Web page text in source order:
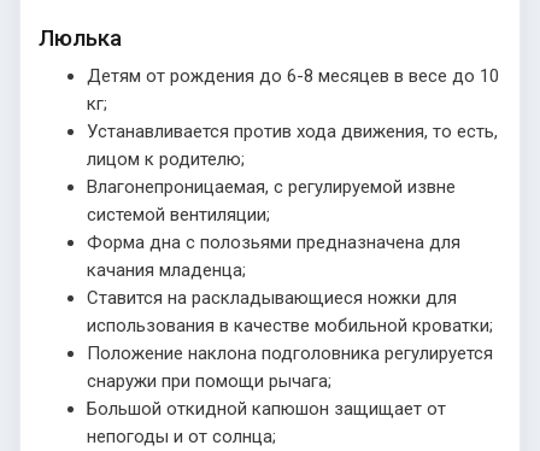
Люлька
Детям от рождения до 6-8 месяцев в весе до 10
кг;
Устанавливается против хода движения, то есть,
лицом к родителю;
Влагонепроницаемая, с регулируемой извне
системой вентиляции;
Форма дна с полозьями предназначена для
качания младенца;
Ставится на раскладывающиеся ножки для
использования в качестве мобильной кроватки;
Положение наклона подголовника регулируется
снаружи при помощи рычага;
Большой откидной капюшон защищает от
непогоды и от солнца;